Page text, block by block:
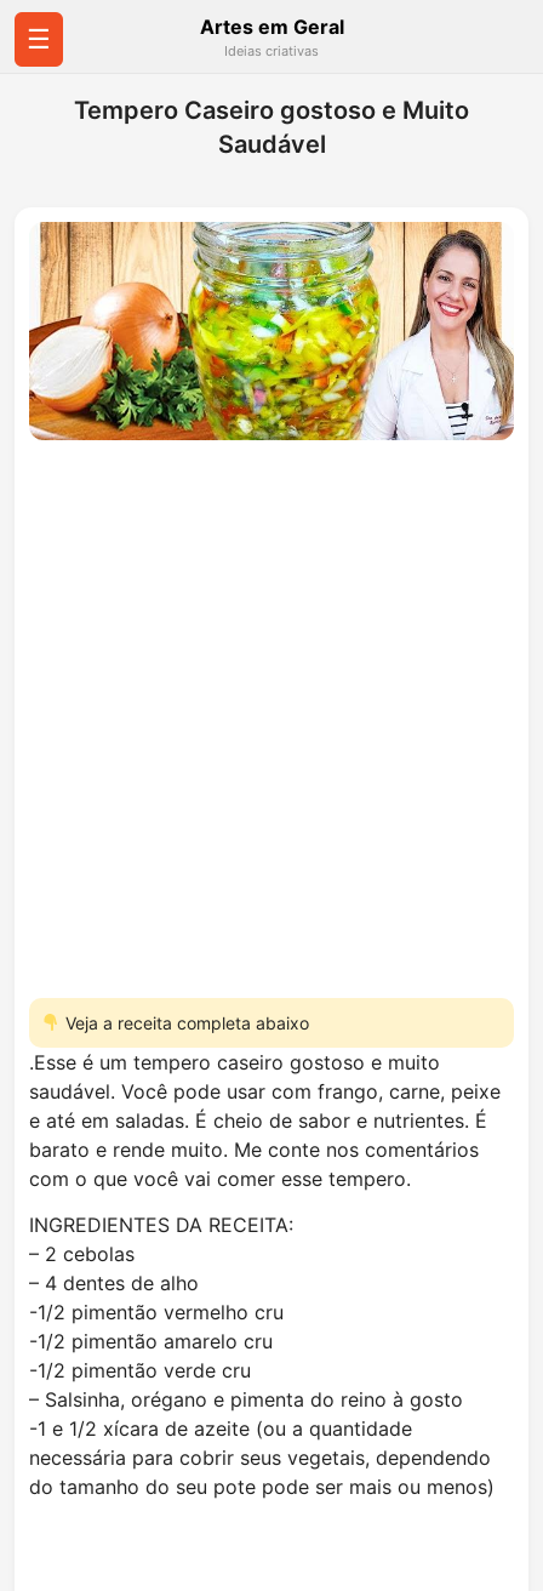
☰ Artes em Geral
Ideias criativas
Tempero Caseiro gostoso e Muito
Saudável
Veja a receita completa abaixo
.Esse é um tempero caseiro gostoso e muito
saudável. Você pode usar com frango, carne, peixe
e até em saladas. É cheio de sabor e nutrientes. É
barato e rende muito. Me conte nos comentários
com o que você vai comer esse tempero.
INGREDIENTES DA RECEITA:
– 2 cebolas
– 4 dentes de alho
-1/2 pimentão vermelho cru
-1/2 pimentão amarelo cru
-1/2 pimentão verde cru
– Salsinha, orégano e pimenta do reino à gosto
-1 e 1/2 xícara de azeite (ou a quantidade
necessária para cobrir seus vegetais, dependendo
do tamanho do seu pote pode ser mais ou menos)